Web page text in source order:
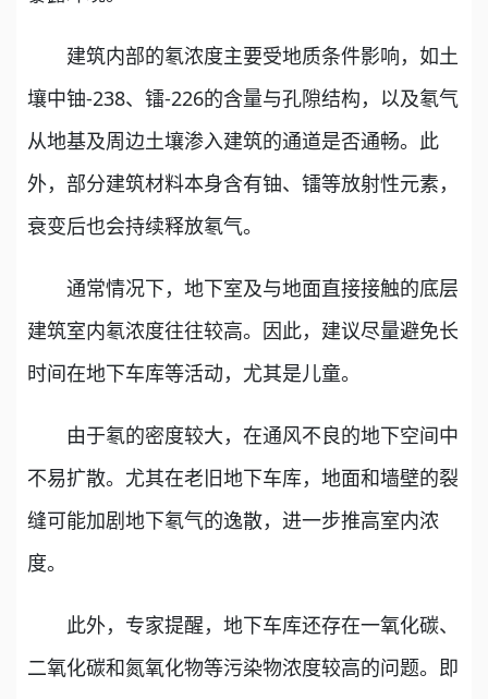
建筑内部的氡浓度主要受地质条件影响，如土
壤中铀-238、镭-226的含量与孔隙结构，以及氡气
从地基及周边土壤渗入建筑的通道是否通畅。此
外，部分建筑材料本身含有铀、镭等放射性元素，
衰变后也会持续释放氡气。
通常情况下，地下室及与地面直接接触的底层
建筑室内氡浓度往往较高。因此，建议尽量避免长
时间在地下车库等活动，尤其是儿童。
由于氡的密度较大，在通风不良的地下空间中
不易扩散。尤其在老旧地下车库，地面和墙壁的裂
缝可能加剧地下氡气的逸散，进一步推高室内浓
度。
此外，专家提醒，地下车库还存在一氧化碳、
二氧化碳和氮氧化物等污染物浓度较高的问题。即